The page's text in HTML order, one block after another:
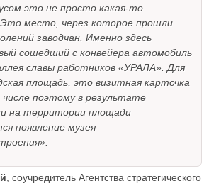
это не просто какая-то
место, через которое прошли
заводчан. Именно здесь
сошедший с конвейера автомобиль
славы работников «УРАЛА». Для
площадь, это визитная карточка
поэтому в результате
на территории площади
появление музея
, соучредитель Агентства стратегического